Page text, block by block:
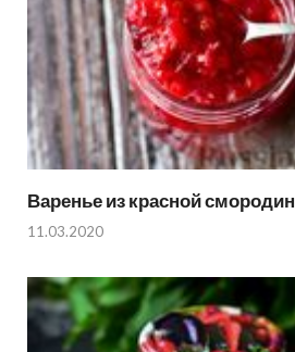
Варенье из красной
11.03.2020